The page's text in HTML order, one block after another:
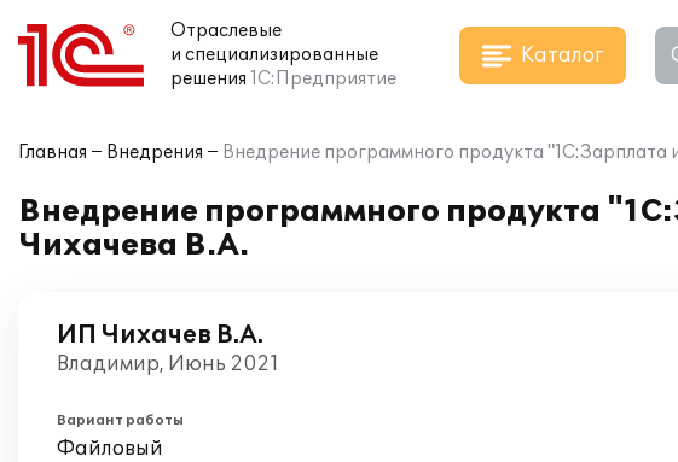
Отраслевые
и специализированные
решения 1С:Предприятие
Каталог
Главная Внедрения Внедрение программного продукта
Внедрение программного продукта
Чихачева В.А.
ИП Чихачев В.А.
Владимир, Июнь 2021
Вариант работы
Файловый